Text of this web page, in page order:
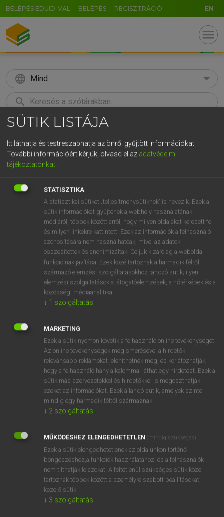
BELÉPÉS EDUID-VAL BELÉPÉS REGISZTRÁCIÓ EN
menu
language Mind
search
KERESÉS
Európai uniós terminológiai szótár
VAN ELŐFIZETÉSED?
Van előfizetésem a teljes szócikk megtekintéséhez.
BELÉPÉS
NINCS ELŐFIZETÉSED?
Nincs regisztrációm és előfizetésem. A szótár 2 órás,
díjmentes próbaverziójának elindításához regisztrálok és
belépek.
REGISZTRÁCIÓ
EURÓPAI UNIÓS TERMINOLÓGIAI SZÓTÁR
Kapcsolódó anyagok
Wechselaufbauten
SÜTIK LISTÁJA
Itt láthatja és testreszabhatja az önről gyűjtött információkat.
További információért kérjük, olvasd el az adatvédelmi
tájékoztatónkat.
STATISZTIKA
A statisztikai sütiket „teljesítménysütiknek” is nevezik. Ezek a
sütik információkat gyűjtenek a webhely használatának
módjáról, többek között arról, hogy milyen oldalakat keresett fel
és milyen linkekre kattintott. Ezek az információk a felhasználó
azonosítására nem használhatóak, mivel az adatok
összesítettek és anonimizáltak. Céljuk kizárólag a weboldal
funkcióinak javítása. Ezek közé tartoznak a harmadik féltől
származó elemzési szolgáltatásokhoz tartozó sütik; ilyen
elemzési szolgáltatások a látogatóelemzések, a hőtérképek és a
közösségi médiaanalitika.
↓ 1 szolgáltatás
MARKETING
Ezek a sütik nyomon követik a felhasználó online tevékenységét.
Az online tevékenységek megismerésével a hirdetők
relevánsabb reklámokat jeleníthetnek meg, és korlátozhatják,
hogy a felhasználó hány alkalommal láthat egy hirdetést. Ezek a
sütik más szervezetekkel és hirdetőkkel is megoszthatják
ezeket az információkat. Ezek állandó sütik, amelyek szinte
mindig egy harmadik féltől származnak.
↓ 2 szolgáltatás
MŰKÖDÉSHEZ ELENGEDHETETLEN (mindig szükséges)
Ezek a sütik elengedhetetlenek az oldalunkon történő
böngészéshez,a funkciók használatához, és a felhasználók
nem tilthatják le azokat. A feltétlenül szükséges sütik közé
tartoznak többek között a személyre szabott beállításokat
kezelő sütik.
↓ 3 szolgáltatás
GR
t z u i o p
g h j k l é á ű Ω
n m , . AltGr